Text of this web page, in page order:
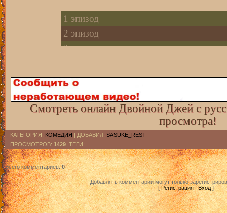
1 эпизод
2 эпизод
3 эпизод
5 эпизод
6 эпизод
7 эпизод
9 эпизод
10 эпизод
11 эпизод
Смотреть онлайн Двойной Джей с
просмотра!
КАТЕГОРИЯ: КОМЕДИЯ | ДОБАВИЛ: SASUKE_REST
ПРОСМОТРОВ: 1429 |ТЕГИ: .
Всего комментариев:0
Добавлять комментарии могут только
[Регистрация|Вход]